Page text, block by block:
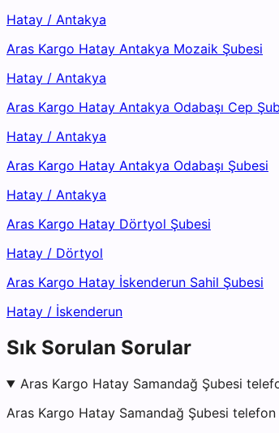
Hatay / Antakya
Aras Kargo Hatay Antakya Mozaik Şubesi
Hatay / Antakya
Aras Kargo Hatay Antakya Odabaşı Cep
Hatay / Antakya
Aras Kargo Hatay Antakya Odabaşı Şubesi
Hatay / Antakya
Aras Kargo Hatay Dörtyol Şubesi
Hatay / Dörtyol
Aras Kargo Hatay İskenderun Sahil Şubesi
Hatay / İskenderun
Sık Sorulan Sorular
Aras Kargo Hatay Samandağ Şubesi
Aras Kargo Hatay Samandağ Şubesi telefon